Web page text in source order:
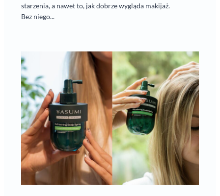
starzenia, a nawet to, jak dobrze wygląda makijaż.
Bez niego...